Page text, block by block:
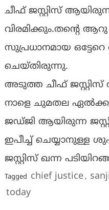
ചീഫ് ജസ്റ്റിസ്‌
വിരമിക്കും.തന്റെ
സുപ്രധാനമായ
ചെയ്തിരുന്നു.
അടുത്ത ചീഫ്
നാളെ ചുമതല
ജഡ്ജി ആയിരുന്ന
ഇപീച്ച് ചെയ്യാനുള്ള
ജസ്റ്റിസ്‌ ഖന്ന
Tagged chief justice,
today